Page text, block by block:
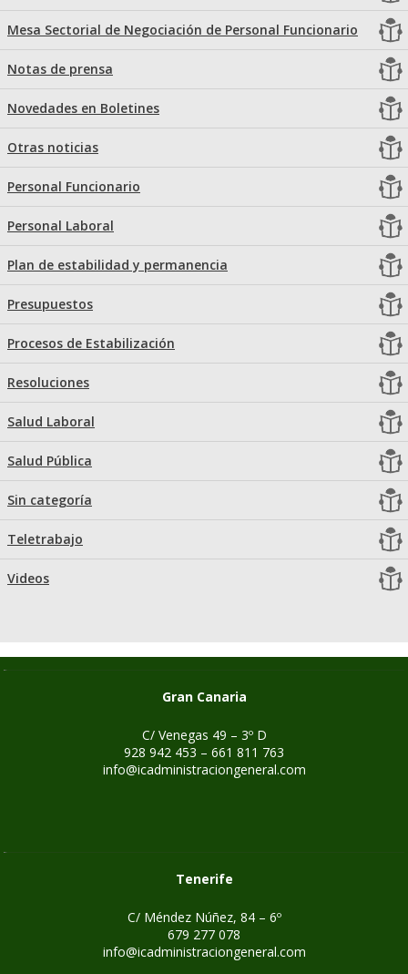
Mesa Sectorial de Negociación de Personal Funcionario
Notas de prensa
Novedades en Boletines
Otras noticias
Personal Funcionario
Personal Laboral
Plan de estabilidad y permanencia
Presupuestos
Procesos de Estabilización
Resoluciones
Salud Laboral
Salud Pública
Sin categoría
Teletrabajo
Videos
Gran Canaria
C/ Venegas 49 – 3º D
928 942 453 – 661 811 763
info@icadministraciongeneral.com
Tenerife
C/ Méndez Núñez, 84 – 6º
679 277 078
info@icadministraciongeneral.com